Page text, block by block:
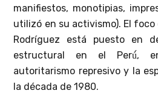
manifiestos, monotipias,
utilizó en su activismo). El
Rodríguez está puesto en
estructural en el Perú́,
autoritarismo represivo y la
la década de 1980.